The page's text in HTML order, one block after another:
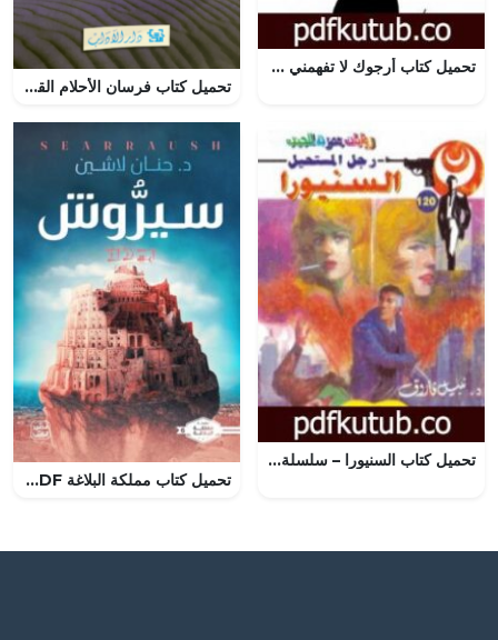
تحميل كتاب أرجوك لا تفهمني PDF تأليف عبد الوهاب مطاوع مجانا [كامل]
تحميل كتاب فرسان الأحلام القتيلة PDF إبراهيم الكوني مجانا
تحميل كتاب السنيورا – سلسلة رجل المستحيل PDF تأليف نبيل فاروق مجانا [كامل]
تحميل كتاب مملكة البلاغة PDF حنان لاشين مجانا برابط مباشر